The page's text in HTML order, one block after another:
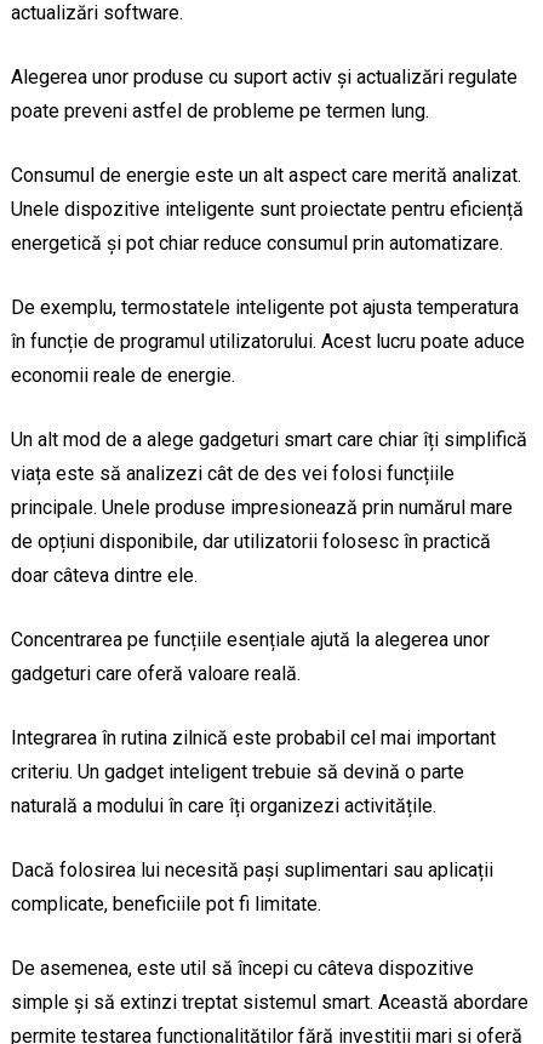
actualizări software.
Alegerea unor produse cu suport activ și actualizări regulate
poate preveni astfel de probleme pe termen lung.
Consumul de energie este un alt aspect care merită analizat.
Unele dispozitive inteligente sunt proiectate pentru eficiență
energetică și pot chiar reduce consumul prin automatizare.
De exemplu, termostatele inteligente pot ajusta temperatura
în funcție de programul utilizatorului. Acest lucru poate aduce
economii reale de energie.
Un alt mod de a alege gadgeturi smart care chiar îți simplifică
viața este să analizezi cât de des vei folosi funcțiile
principale. Unele produse impresionează prin numărul mare
de opțiuni disponibile, dar utilizatorii folosesc în practică
doar câteva dintre ele.
Concentrarea pe funcțiile esențiale ajută la alegerea unor
gadgeturi care oferă valoare reală.
Integrarea în rutina zilnică este probabil cel mai important
criteriu. Un gadget inteligent trebuie să devină o parte
naturală a modului în care îți organizezi activitățile.
Dacă folosirea lui necesită pași suplimentari sau aplicații
complicate, beneficiile pot fi limitate.
De asemenea, este util să începi cu câteva dispozitive
simple și să extinzi treptat sistemul smart. Această abordare
permite testarea funcționalităților fără investiții mari și oferă